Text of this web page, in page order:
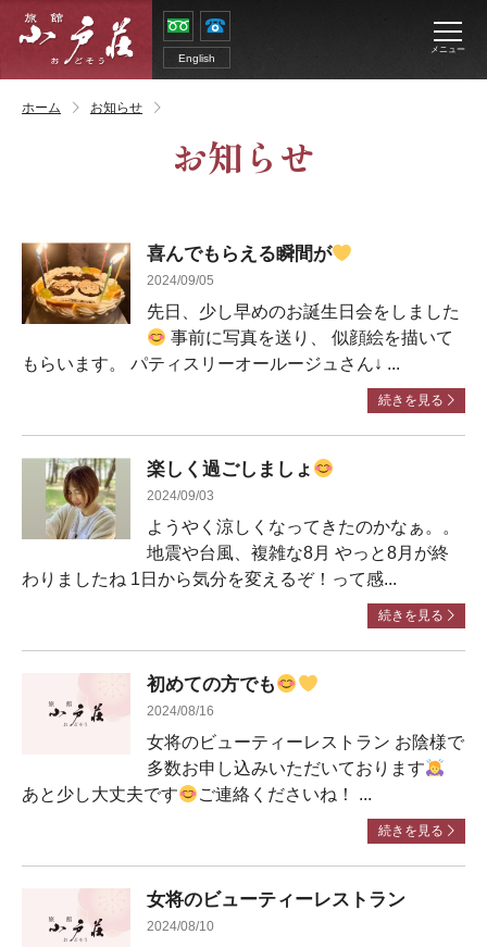
English
メニュー
ホーム お知らせ
お知らせ
喜んでもらえる瞬間が
2024/09/05
先日、少し早めのお誕生日会をしました
事前に写真を送り、 似顔絵を描いて
もらいます。 パティスリーオールージュさん↓ ...
続きを見る
楽しく過ごしましょ
2024/09/03
ようやく涼しくなってきたのかなぁ。。
地震や台風、複雑な8月 やっと8月が終
わりましたね 1日から気分を変えるぞ！って感...
続きを見る
初めての方でも
2024/08/16
女将のビューティーレストラン お陰様で
多数お申し込みいただいております
あと少し大丈夫です
ご連絡くださいね！ ...
続きを見る
女将のビューティーレストラン
2024/08/10